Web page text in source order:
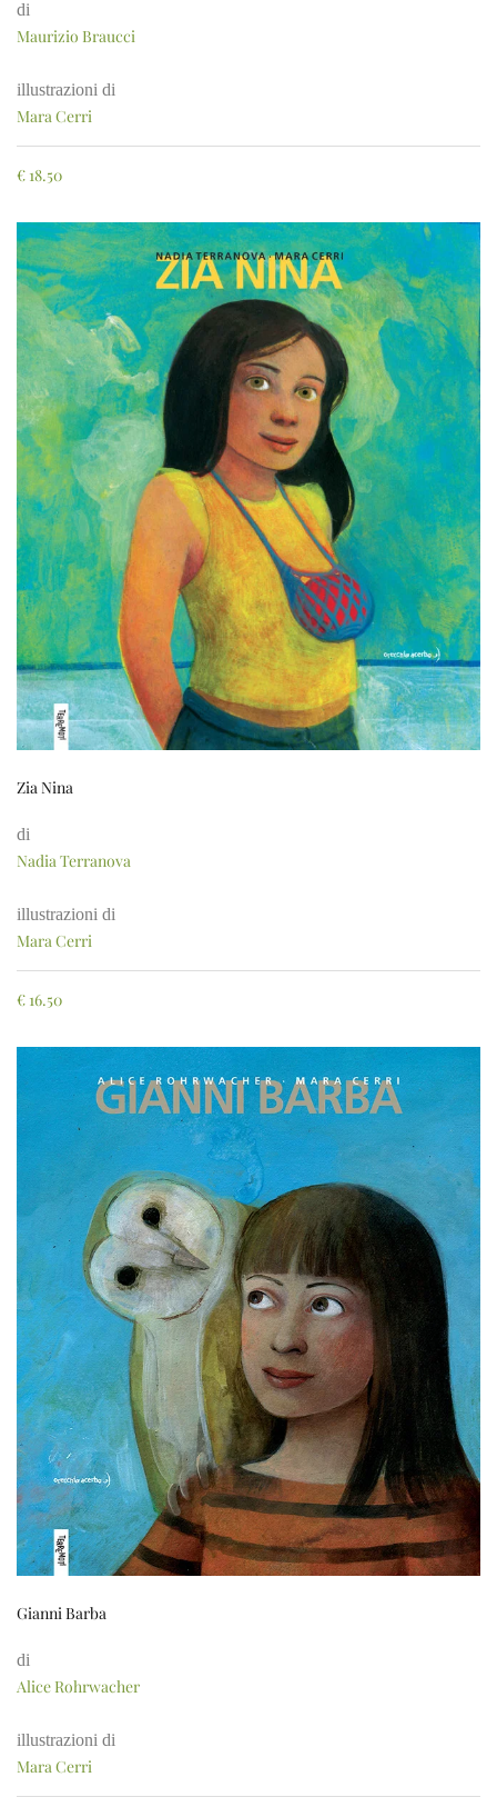
di
Maurizio Braucci
illustrazioni di
Mara Cerri
€ 18.50
Zia Nina
di
Nadia Terranova
illustrazioni di
Mara Cerri
€ 16.50
Gianni Barba
di
Alice Rohrwacher
illustrazioni di
Mara Cerri